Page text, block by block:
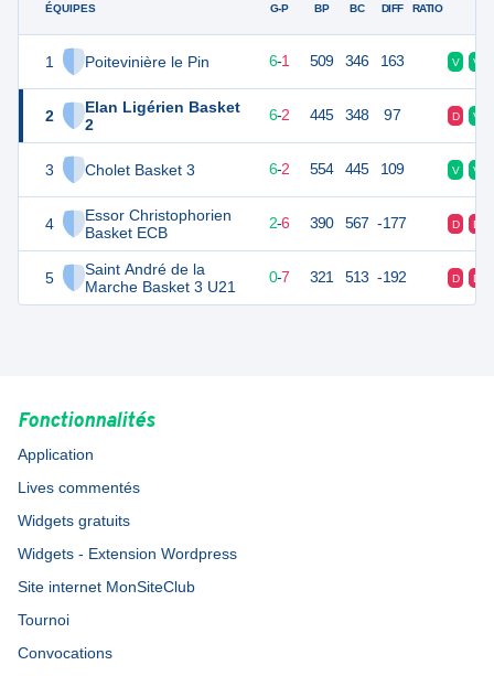
ÉQUIPES
1 Poitevinière le Pin
2
Elan Ligérien Basket
2
3 Cholet Basket 3
4
Essor Christophorien
Basket ECB
5
Saint André de la
Marche Basket 3 U21
G-P BP BC DIFF RATIO
14 6-1 509 346 163 V V
14 8 6-2 445 348 97 D V
14 6-2 554 445 109 V V
10 2-6 390 567 -177 D D
8 0-7 321 513 -192 D D
Fonctionnalités
Application
Lives commentés
Widgets gratuits
Widgets - Extension Wordpress
Site internet MonSiteClub
Tournoi
Convocations